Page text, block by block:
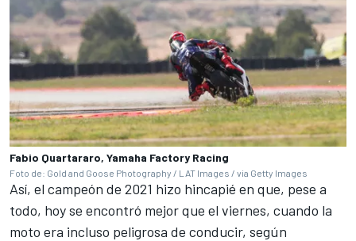
Fabio Quartararo, Yamaha Factory Racing
Foto de: Gold and Goose Photography / LAT Images / via Getty Images
Así, el campeón de 2021 hizo hincapié en que, pese a
todo, hoy se encontró mejor que el viernes, cuando la
moto era incluso peligrosa de conducir, según